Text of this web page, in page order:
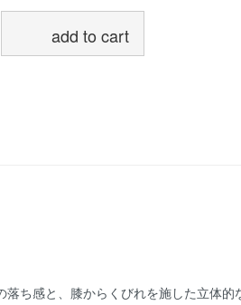
add to cart
ち感と、膝からくびれを施した立体的